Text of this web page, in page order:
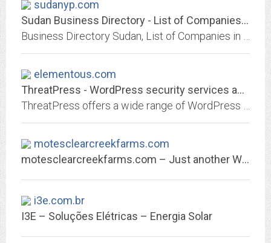
sudanyp.com
Sudan Business Directory - List of Companies in Sudan
elementous.com
ThreatPress - WordPress security services and products
motesclearcreekfarms.com
motesclearcreekfarms.com – Just another WordPress site
i3e.com.br
I3E – Soluções Elétricas – Energia Solar